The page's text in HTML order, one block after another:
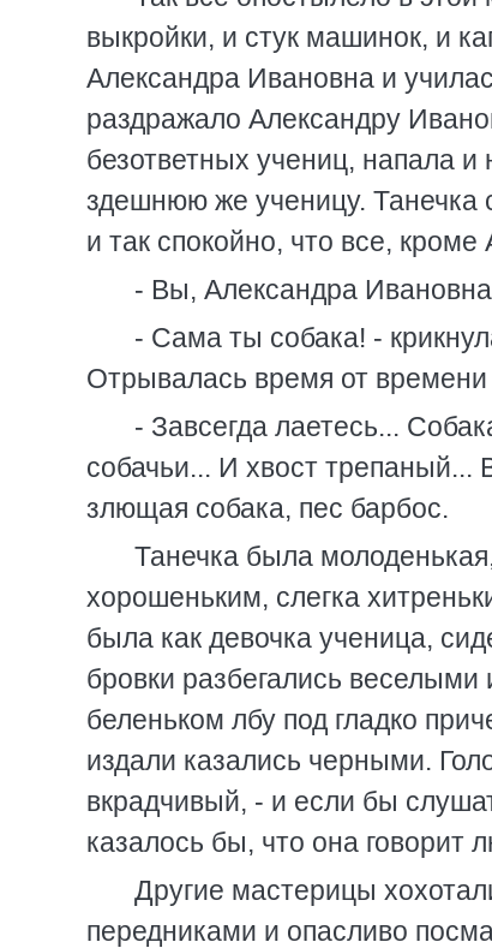
выкройки, и стук машинок, и
Александра Ивановна и
раздражало Александру
безответных учениц, напала
здешнюю же ученицу. Танечка
и так спокойно, что все,
- Вы, Александра
- Сама ты собака! -
Отрывалась время от времени
- Завсегда лаетесь...
собачьи... И хвост трепаный...
злющая собака, пес барбос.
Танечка была
хорошеньким, слегка
была как девочка ученица,
бровки разбегались
беленьком лбу под гладко
издали казались черными.
вкрадчивый, - и если бы
казалось бы, что она говорит
Другие мастерицы
передниками и опасливо